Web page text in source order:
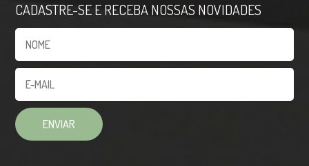
CADASTRE-SE E RECEBA NOSSAS NOVIDADES